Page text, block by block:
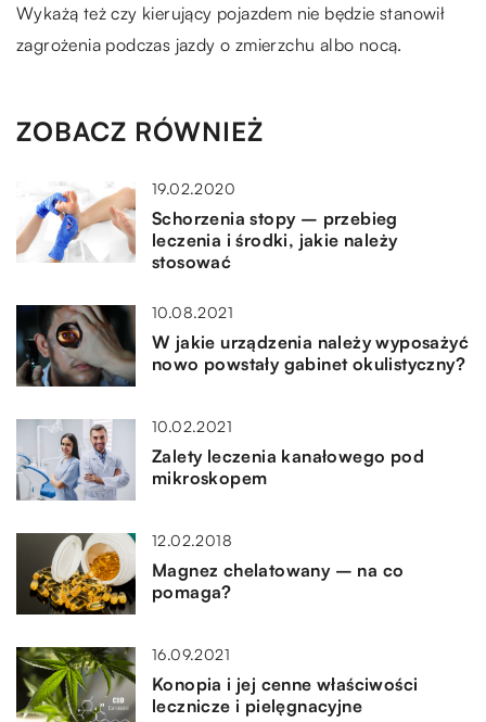
Wykażą też czy kierujący pojazdem nie będzie stanowił
zagrożenia podczas jazdy o zmierzchu albo nocą.
ZOBACZ RÓWNIEŻ
19.02.2020
Schorzenia stopy – przebieg
leczenia i środki, jakie należy
stosować
10.08.2021
W jakie urządzenia należy wyposażyć
nowo powstały gabinet okulistyczny?
10.02.2021
Zalety leczenia kanałowego pod
mikroskopem
12.02.2018
Magnez chelatowany – na co
pomaga?
16.09.2021
Konopia i jej cenne właściwości
lecznicze i pielęgnacyjne